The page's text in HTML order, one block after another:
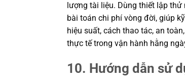
lượng tài liệu. Dùng thiết lập
bài toán chi phí vòng đời, giúp
hiệu suất, cách thao tác, an
thực tế trong vận hành hằng
10. Hướng dẫn sử